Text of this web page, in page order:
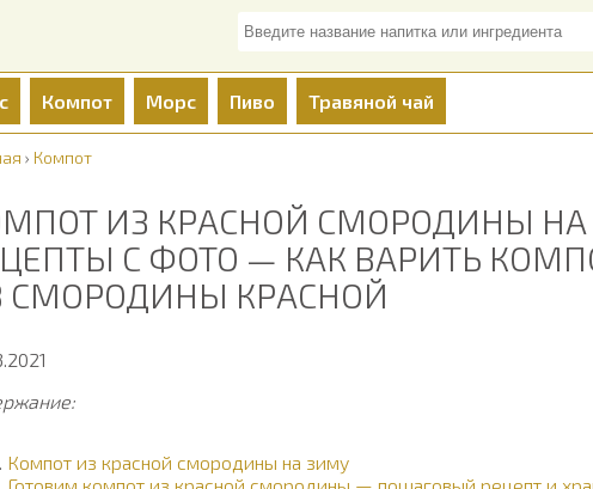
Компот Морс Пиво Травяной чай
› Компот
ИЗ КРАСНОЙ СМОРОДИНЫ НА
С ФОТО — КАК ВАРИТЬ
СМОРОДИНЫ КРАСНОЙ
Компот из красной смородины на зиму